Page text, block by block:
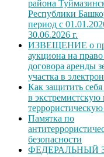
района
Республики
период с
30.06.2026 г.
ИЗВЕЩЕНИЕ о
аукциона на
договора аренды
участка в
Как защитить
в экстремистскую
террористическую
Памятка по
безопасности
ФЕДЕРАЛЬНЫЙ